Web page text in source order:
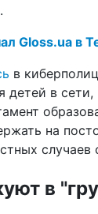
Gloss.ua в
в
в
на
случаев
в